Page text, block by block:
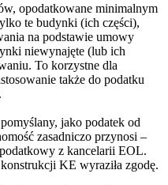
opodatkowane minimalnym
te budynki (ich części),
na podstawie umowy
niewynajęte (lub ich
To korzystne dla
także do podatku
jako podatek od
zasadniczo przynosi –
z kancelarii EOL.
KE wyraziła zgodę.